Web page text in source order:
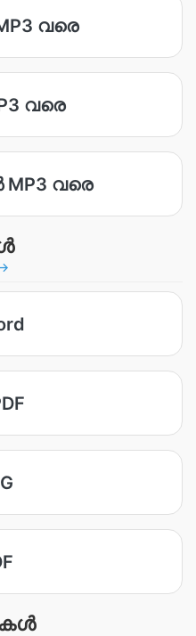
വരെ
വരെ
വരെ